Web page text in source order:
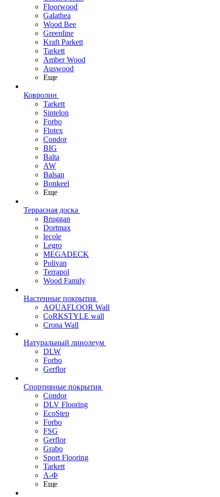
Floorwood
Galathea
Wood Bee
Greenline
Kraft Parkett
Tarkett
Amber Wood
Auswood
Еще
Ковролин
Tarkett
Sintelon
Forbo
Flotex
Condor
BIG
Balta
AW
Balsan
Bonkeel
Еще
Террасная доска
Bruggan
Dortmax
lecole
Legro
MEGADECK
Polivan
Terrapol
Wood Family
Настенные покрытия
AQUAFLOOR Wall
CoRKSTYLE wall
Crona Wall
Натуральный линолеум
DLW
Forbo
Gerflor
Спортивные покрытия
Condor
DLV Flooring
EcoStep
Forbo
FSG
Gerflor
Grabo
Sport Flooring
Tarkett
А-Ф
Еще